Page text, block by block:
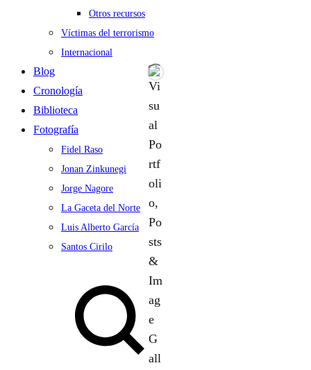
Otros recursos
Víctimas del terrorismo
Internacional
Blog
Cronología
Biblioteca
Fotografía
Fidel Raso
Jonan Zinkunegi
Jorge Nagore
La Gaceta del Norte
Luis Alberto García
Santos Cirilo